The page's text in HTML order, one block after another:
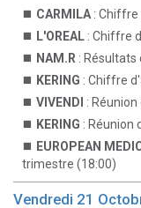
CARMILA :
L'OREAL : Chiffre
NAM.R : Résultats
KERING : Chiffre
VIVENDI :
KERING : Réunion
EUROPEAN
trimestre (18:00)
Vendredi 21